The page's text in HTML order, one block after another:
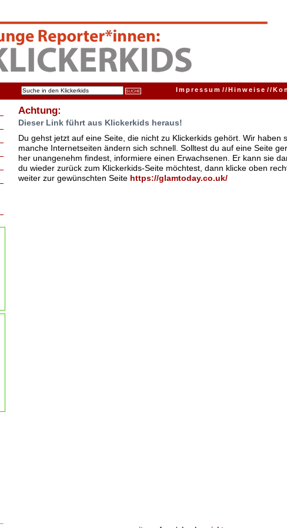
Impressum //Hinweise //
Achtung:
Dieser Link führt aus Klickerkids heraus!
Du gehst jetzt auf eine Seite, die nicht zu Klickerkids gehört. Wir haben
manche Internetseiten ändern sich schnell. Solltest du auf eine Seite
her unangenehm findest, informiere einen Erwachsenen. Er kann sie
du wieder zurück zum Klickerkids-Seite möchtest, dann klicke oben
weiter zur gewünschten Seite https://glamtoday.co.uk/